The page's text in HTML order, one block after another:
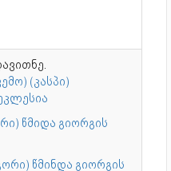
(კასპი)
წმიდა გიორგის
წმინდა გიორგის